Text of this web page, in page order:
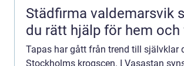
Städfirma valdemarsvik så väljer
du rätt hjälp för hem och
Tapas har gått från trend till självklar
Stockholms krogscen. I Vasastan